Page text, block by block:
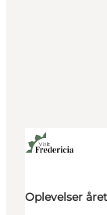
Oplevelser